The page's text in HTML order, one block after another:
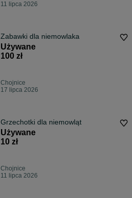
11 lipca 2026
Zabawki dla niemowlaka
Używane
100 zł
Chojnice
17 lipca 2026
Grzechotki dla niemowląt
Używane
10 zł
Chojnice
11 lipca 2026